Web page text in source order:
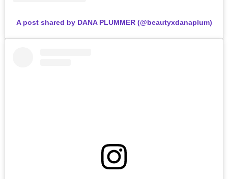
A post shared by DANA PLUMMER (@beautyxdanaplum)